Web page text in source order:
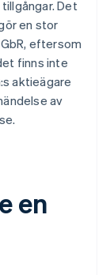
Det
en stor
eftersom
finns inte
aktieägare
av
en